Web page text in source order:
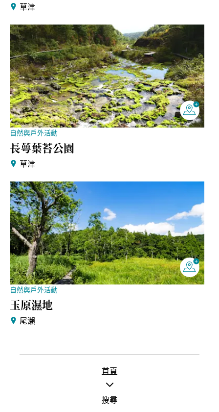
草津
自然與戶外活動
長萼葉苔公園
草津
自然與戶外活動
玉原濕地
尾瀨
首頁
搜尋